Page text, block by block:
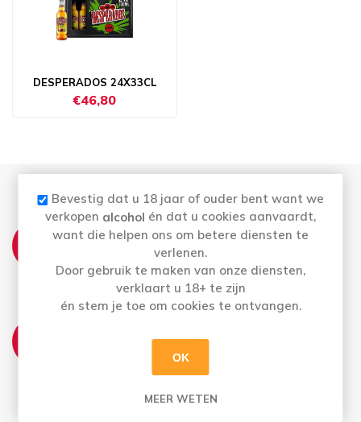
DESPERADOS 24X33CL
€46,80
THUISLEVERING:
Wij leveren elke woensdag en vrijdag aan
huis
Bestellingen op zondag en maandag kan u
vanaf dinsdag afhalen
Bevestig dat u 18 jaar of ouder bent want we
verkopen alcohol én dat u cookies aanvaardt,
want die helpen ons om betere diensten te
verlenen.
Door gebruik te maken van onze diensten,
verklaart u 18+ te zijn
én stem je toe om cookies te ontvangen.
OK
MEER WETEN